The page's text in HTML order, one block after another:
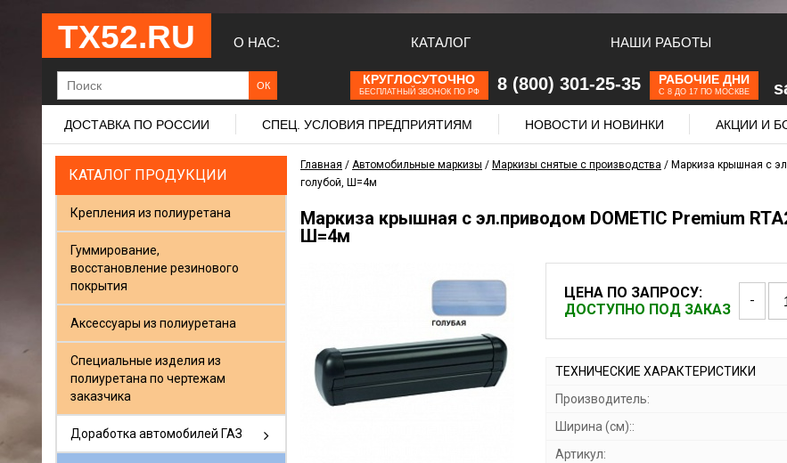
ТХ52.RU О НАС: КАТАЛОГ НАШИ РАБОТЫ
КРУГЛОСУТОЧНО
БЕСПЛАТНЫЙ ЗВОНОК ПО РФ 8 (800) 301-25-35 РАБОЧИЕ ДНИ
С 8 ДО 17 ПО МОСКВЕ
ДОСТАВКА ПО РОССИИ СПЕЦ. УСЛОВИЯ ПРЕДПРИЯТИЯМ НОВОСТИ И НОВИНКИ АКЦИИ И
КАТАЛОГ ПРОДУКЦИИ
Крепления из полиуретана
Гуммирование,
восстановление резинового
покрытия
Аксессуары из полиуретана
Специальные изделия из
полиуретана по чертежам
заказчика
Доработка автомобилей ГАЗ
Главная / Автомобильные маркизы / Маркизы снятые с производства / Маркиза крышная с
голубой, Ш=4м
Маркиза крышная с эл.приводом DOMETIC Premium
Ш=4м
ЦЕНА ПО ЗАПРОСУ:
ДОСТУПНО ПОД ЗАКАЗ
-
ТЕХНИЧЕСКИЕ ХАРАКТЕРИСТИКИ
Производитель:
Ширина (см)::
Артикул: